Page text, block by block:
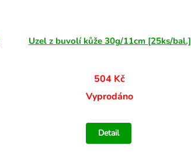
Uzel z buvolí kůže 30g/11cm [25ks/bal.]
504 Kč
Vyprodáno
Detail